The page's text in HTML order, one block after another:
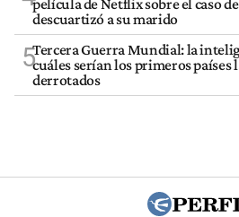
película de Netflix sobre el caso
descuartizó a su marido
5Tercera Guerra Mundial: la
cuáles serían los primeros
derrotados